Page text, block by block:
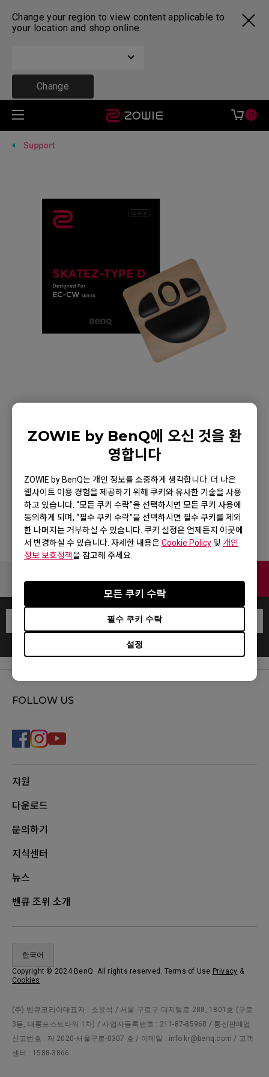
Change your region to view content applicable to
your location and shop online.
Change
ZOWIE by BenQ에 오신 것을 환
영합니다
ZOWIE by BenQ는 개인 정보를 소중하게 생각합니다. 더 나은
웹사이트 이용 경험을 제공하기 위해 쿠키와 유사한 기술을 사용
하고 있습니다. “모든 쿠키 수락”을 선택하시면 모든 쿠키 사용에
동의하게 되며, “필수 쿠키 수락”을 선택하시면 필수 쿠키를 제외
한 나머지는 거부하실 수 있습니다. 쿠키 설정은 언제든지 이곳에
서 변경하실 수 있습니다. 자세한 내용은Cookie Policy 및 개인
정보 보호정책을 참고해 주세요.
설정
필수 쿠키 수락
모든 쿠키 수락
0
Support
조위 스카테즈-타입 D (블
랙) / e스포츠 마우스피트
제품으로 돌아가기
Contact
FOLLOW US
지원
다운로드
문의하기
지식센터
뉴스
벤큐 조위 소개
Copyright © 2024 BenQ. All rights reserved. Terms of Use Privacy &
Cookies
한국어
(주) 벤큐코리아대표자 : 소윤석 / 서울 구로구 디지털로 288, 1801호 (구로
3동, 대륭포스트타워 1차) / 사업자등록번호 : 211-87-85968 / 통신판매업
신고번호 : 제 2020-서울구로-0307 호 / 이메일 : info.kr@benq.com / 고객
센터 : 1588-3866